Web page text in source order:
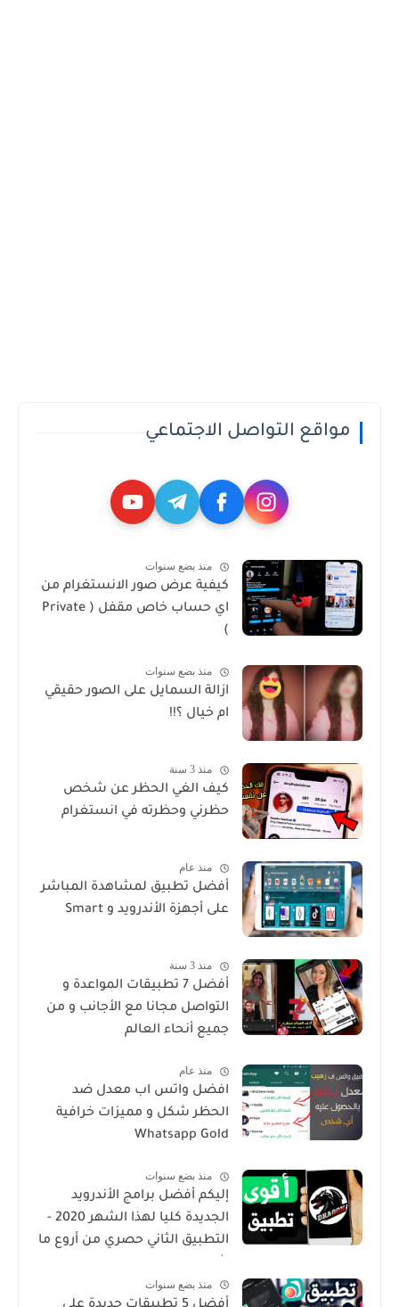
مواقع التواصل الاجتماعي
منذ بضع سنوات
كيفية عرض صور الانستغرام من
اي حساب خاص مقفل ( Private
)
منذ بضع سنوات
ازالة السمايل على الصور حقيقي
ام خيال ؟!!
منذ 3 سنة
كيف الغي الحظر عن شخص
حظرني وحظرته في انستغرام
منذ عام
أفضل تطبيق لمشاهدة المباشر
على أجهزة الأندرويد و Smart
منذ 3 سنة
أفضل 7 تطبيقات المواعدة و
التواصل مجانا مع الأجانب و من
جميع أنحاء العالم
منذ عام
افضل واتس اب معدل ضد
الحظر شكل و مميزات خرافية
Whatsapp Gold
منذ بضع سنوات
إليكم أفضل برامج الأندرويد
الجديدة كليا لهذا الشهر 2020 -
التطبيق الثاني حصري من أروع ما
منذ بضع سنوات